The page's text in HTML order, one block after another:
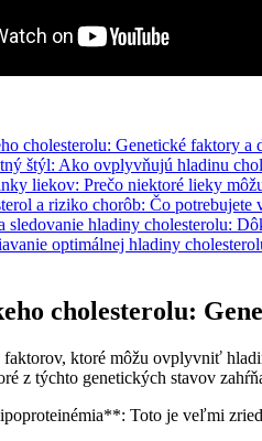
cholesterolu: Genetické faktory a
štýl: Ako ovplyvňujú hladinu
⁢liekov: Prečo niektoré lieky‍
a riziko chorôb: ‍Čo potrebujete
sledovanie hladiny cholesterolu:
optimálnej hladiny
cholesterolu:
faktorov, ktoré ‌môžu ovplyvniť
z ⁤týchto genetických stavov
Toto ⁣je veľmi